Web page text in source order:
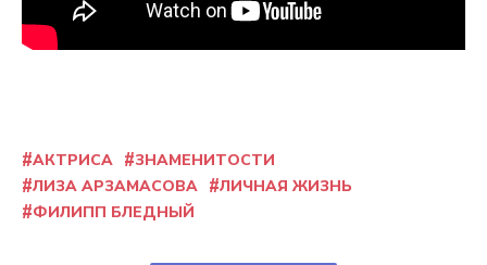
АКТРИСА
ЗНАМЕНИТОСТИ
ЛИЗА АРЗАМАСОВА
ЛИЧНАЯ ЖИЗНЬ
ФИЛИПП БЛЕДНЫЙ